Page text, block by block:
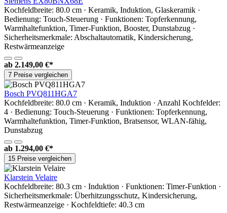
Kochfeldbreite: 80.0 cm · Keramik, Induktion, Glaskeramik ·
Bedienung: Touch-Steuerung · Funktionen: Topferkennung,
Warmhaltefunktion, Timer-Funktion, Booster, Dunstabzug ·
Sicherheitsmerkmale: Abschaltautomatik, Kindersicherung,
Restwärmeanzeige
ab 2.149,00 €*
7 Preise vergleichen
Bosch PVQ811HGA7
Kochfeldbreite: 80.0 cm · Keramik, Induktion · Anzahl Kochfelder:
4 · Bedienung: Touch-Steuerung · Funktionen: Topferkennung,
Warmhaltefunktion, Timer-Funktion, Bratsensor, WLAN-fähig,
Dunstabzug
ab 1.294,00 €*
15 Preise vergleichen
Klarstein Velaire
Kochfeldbreite: 80.3 cm · Induktion · Funktionen: Timer-Funktion ·
Sicherheitsmerkmale: Überhitzungsschutz, Kindersicherung,
Restwärmeanzeige · Kochfeldtiefe: 40.3 cm